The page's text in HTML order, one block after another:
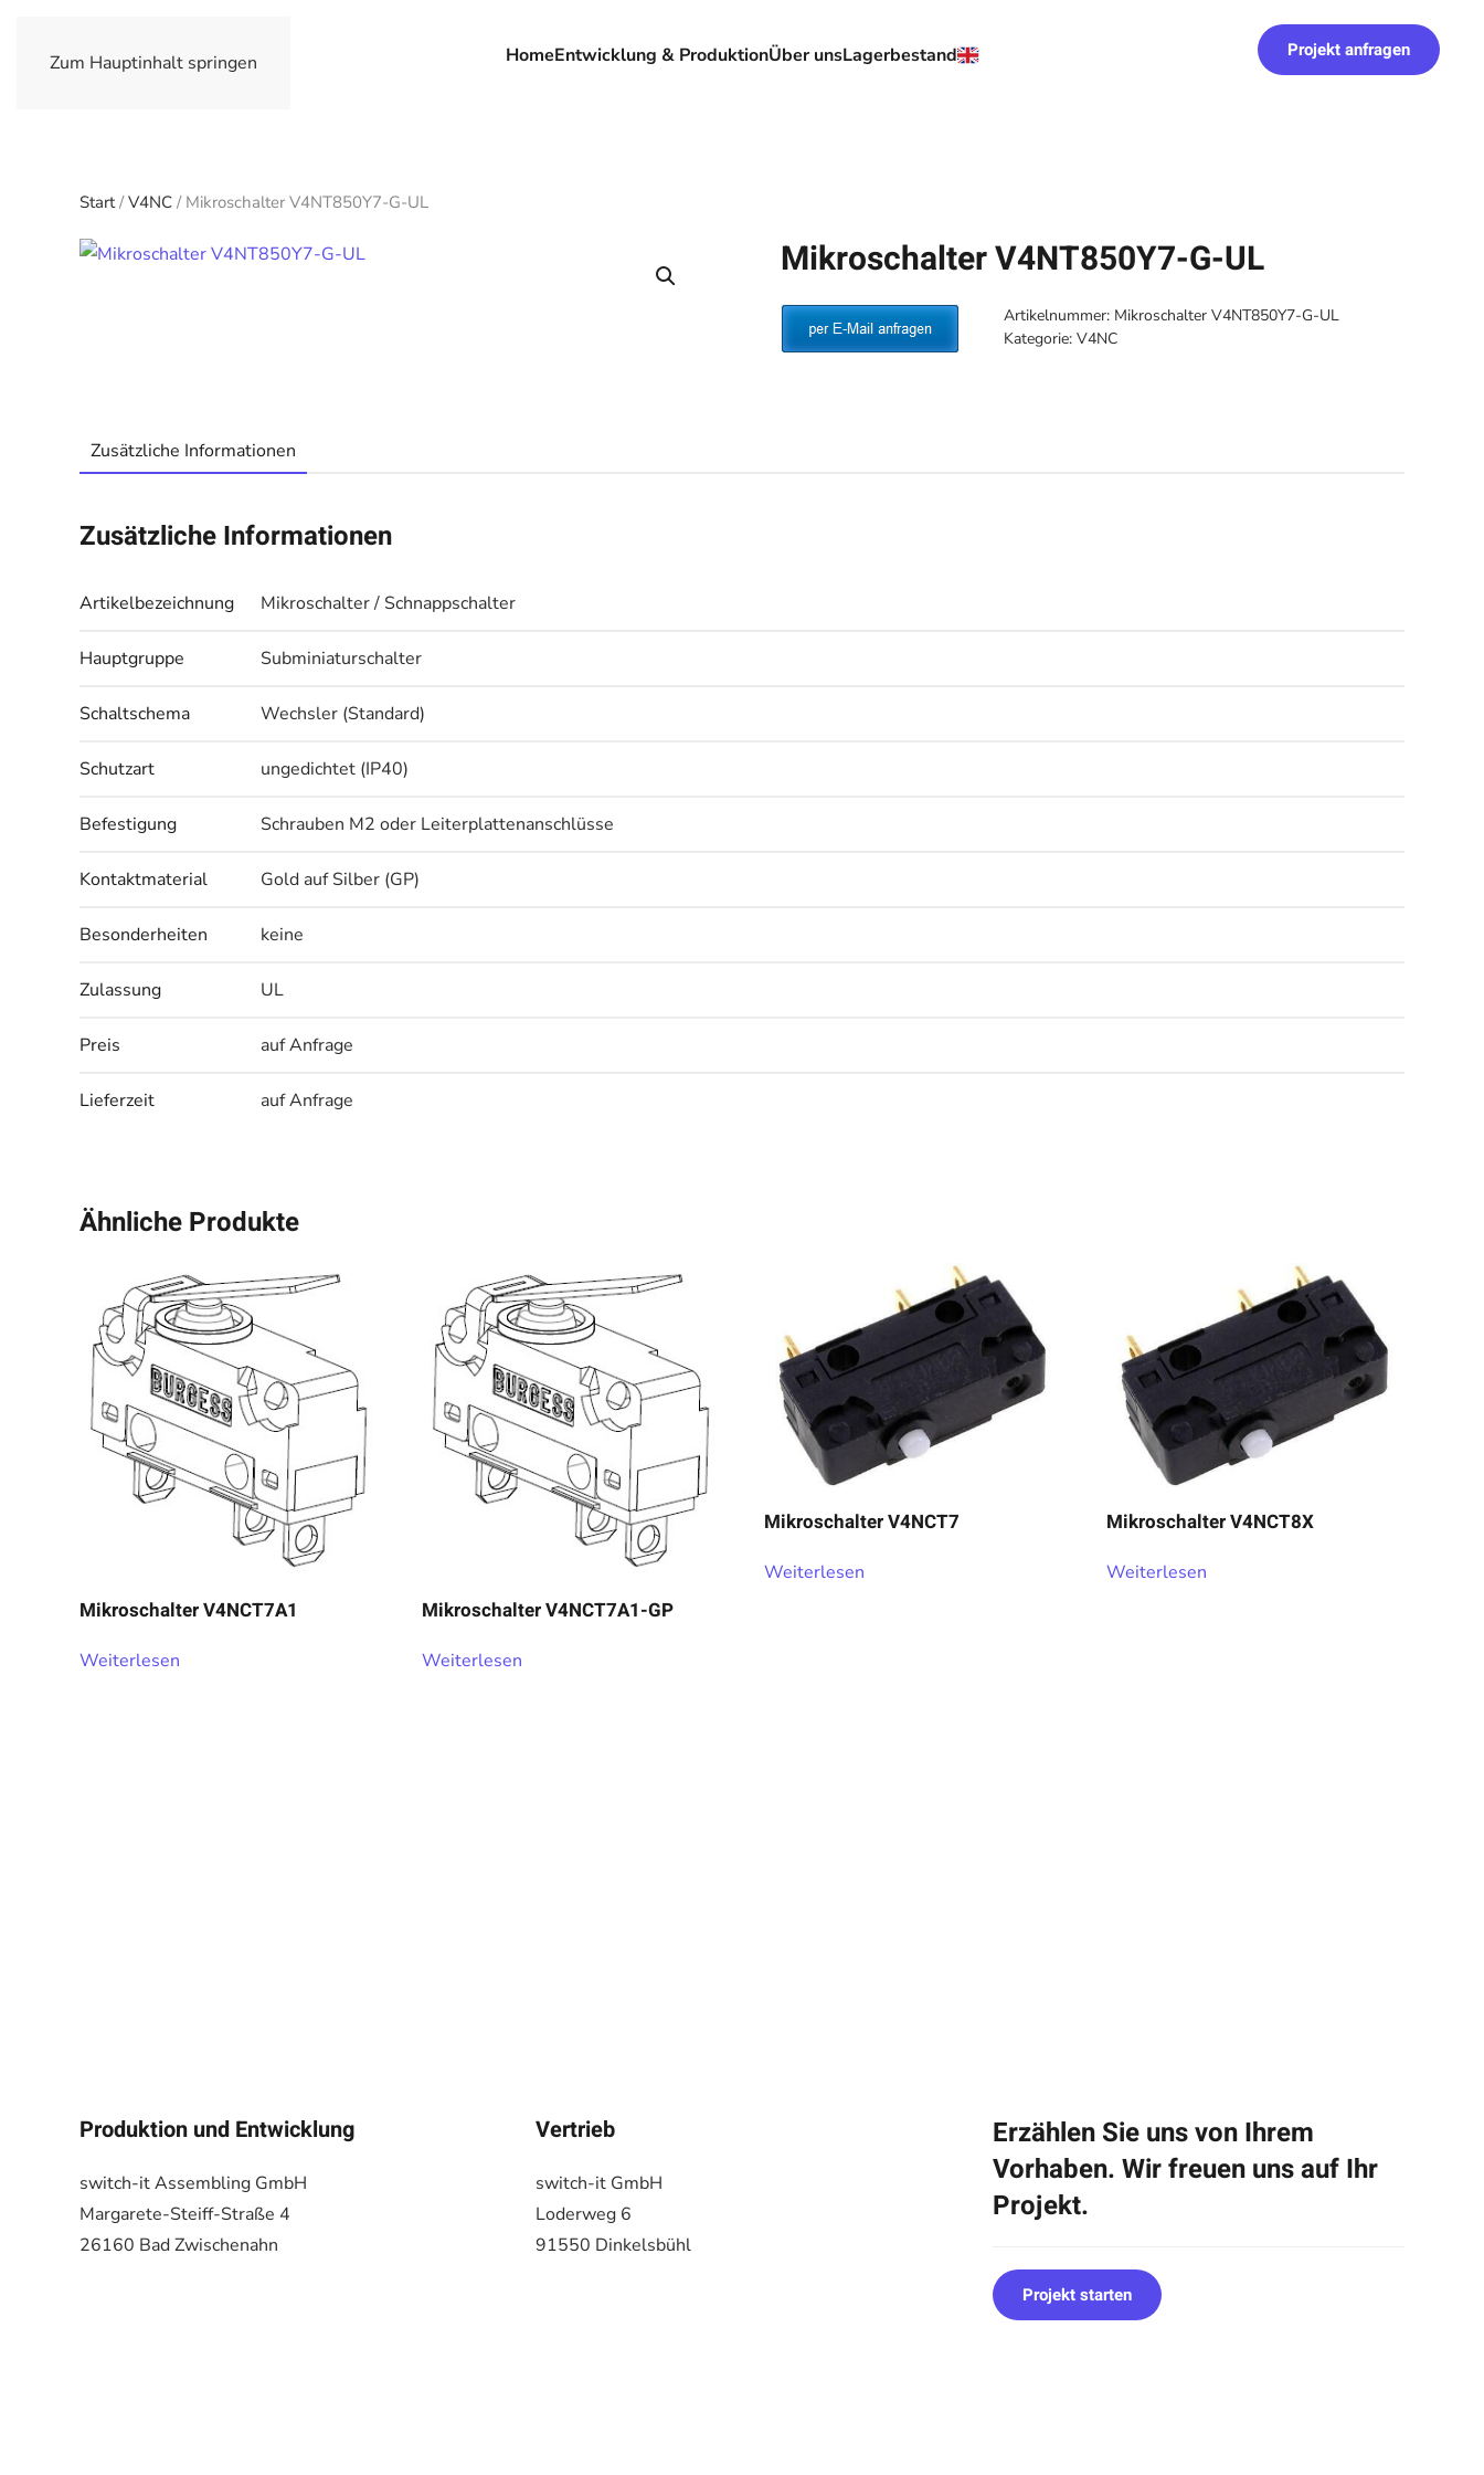
Zum Hauptinhalt springen HomeEntwicklung & ProduktionÜber unsLagerbestand Projekt anfragen
Start/V4NC / Mikroschalter V4NT850Y7-G-UL
Mikroschalter V4NT850Y7-G-UL
Artikelnummer: Mikroschalter V4NT850Y7-G-UL
Kategorie: V4NC
Zusätzliche Informationen
Zusätzliche Informationen
Artikelbezeichnung Mikroschalter / Schnappschalter
Hauptgruppe Subminiaturschalter
Schaltschema Wechsler (Standard)
Schutzart ungedichtet (IP40)
Befestigung Schrauben M2 oder Leiterplattenanschlüsse
Kontaktmaterial Gold auf Silber (GP)
Besonderheiten keine
Zulassung UL
Preis auf Anfrage
Lieferzeit auf Anfrage
Ähnliche Produkte
Mikroschalter V4NCT7A1
Weiterlesen
Mikroschalter V4NCT7A1-GP
Weiterlesen
Mikroschalter V4NCT7
Weiterlesen
Mikroschalter V4NCT8X
Weiterlesen
Produktion und Entwicklung
switch-it Assembling GmbH
Margarete-Steiff-Straße 4
26160 Bad Zwischenahn
Vertrieb
switch-it GmbH
Loderweg 6
91550 Dinkelsbühl
Erzählen Sie uns von Ihrem
Vorhaben. Wir freuen uns auf Ihr
Projekt.
Projekt starten